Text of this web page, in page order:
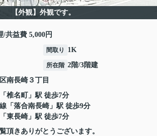
【外観】外観です。
/共益費 5,000円
間取り 1K
所在階 2階/3階建
南長崎 ３丁目
「 椎名町
」駅 徒歩7分
「 落合南長崎 」駅 徒歩9分
「 東長崎 」駅 徒歩7分
頂きありがとうございます。